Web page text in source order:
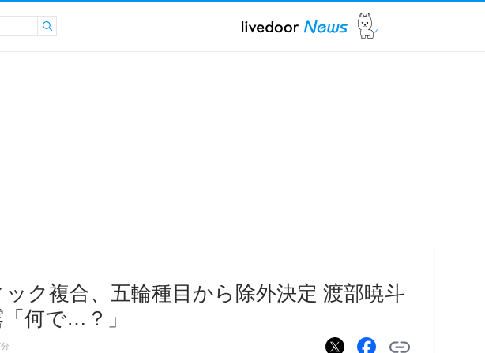
ック複合、五輪種目から除外決定 渡部暁斗
何で…？」